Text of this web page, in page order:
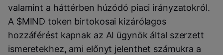
valamint a háttérben húzódó piaci irányzatokról.
A $MIND token birtokosai kizárólagos
hozzáférést kapnak az AI ügynök által szerzett
ismeretekhez, ami előnyt jelenthet számukra a